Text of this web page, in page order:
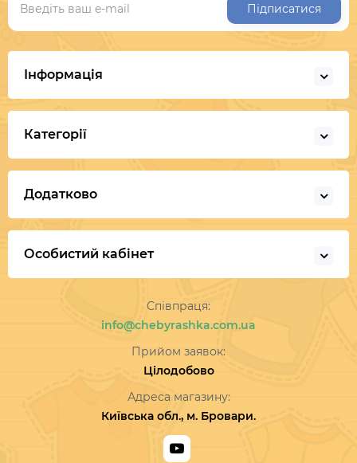
Підписатися
Інформація
Категорії
Додатково
Особистий кабінет
Співпраця:
info@chebyrashka.com.ua
Прийом заявок:
Цілодобово
Адреса магазину:
Київська обл., м. Бровари.